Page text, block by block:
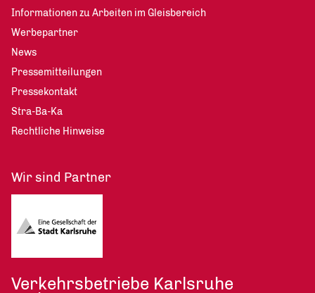
Informationen zu Arbeiten im Gleisbereich
Werbepartner
News
Pressemitteilungen
Pressekontakt
Stra-Ba-Ka
Rechtliche Hinweise
Wir sind Partner
Verkehrsbetriebe Karlsruhe